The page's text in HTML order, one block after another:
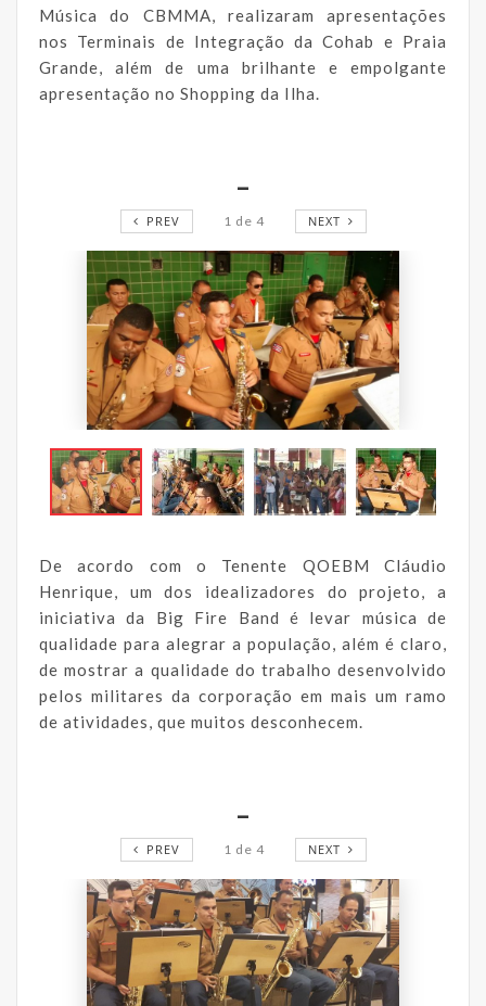
Música do CBMMA, realizaram apresentações
nos Terminais de Integração da Cohab e Praia
Grande, além de uma brilhante e empolgante
apresentação no Shopping da Ilha.
PREV 1 de 4 NEXT
De acordo com o Tenente QOEBM Cláudio
Henrique, um dos idealizadores do projeto, a
iniciativa da Big Fire Band é levar música de
qualidade para alegrar a população, além é claro,
de mostrar a qualidade do trabalho desenvolvido
pelos militares da corporação em mais um ramo
de atividades, que muitos desconhecem.
PREV 1 de 4 NEXT